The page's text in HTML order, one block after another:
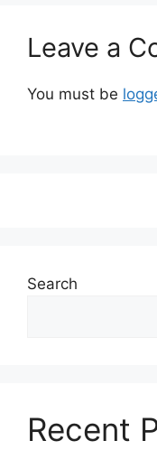
Leave a
You must be
Search
Recent